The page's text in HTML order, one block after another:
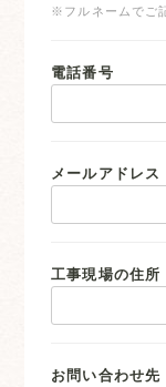
※フルネームでご
電話番号
メールアドレス
工事現場の住所
お問い合わせ先